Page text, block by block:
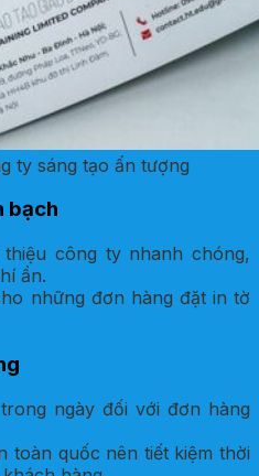
ty sáng tạo ấn tượng
bạch
công ty nhanh chóng,
ẩn.
những đơn hàng đặt in tờ
ngày đối với đơn hàng
toàn quốc nên tiết kiệm thời